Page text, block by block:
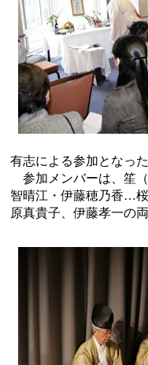
有志による参加となっ
参加メンバーは、笙
智晴江・伊藤穂乃香…
原真貴子、伊藤孝一の